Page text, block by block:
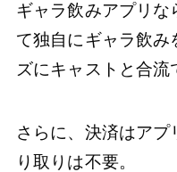
ギャラ飲みアプリな
て独自にギャラ飲み
ズにキャストと合流
さらに、決済はア
り取りは不要。